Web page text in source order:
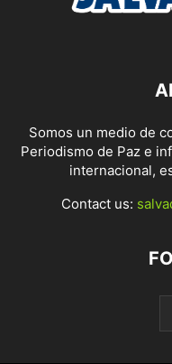
Somos un medio de
Periodismo de Paz e
internacional,
Contact us: